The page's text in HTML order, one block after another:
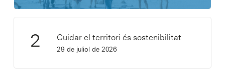
Cuidar el territori és sostenibilitat
29 de juliol de 2026